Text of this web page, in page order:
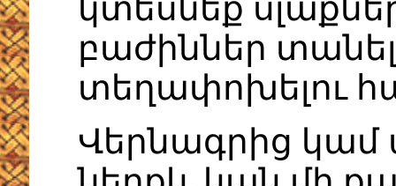
կտեսնեք
բաժիններ
տեղափոխելու
Վերնագրից կամ